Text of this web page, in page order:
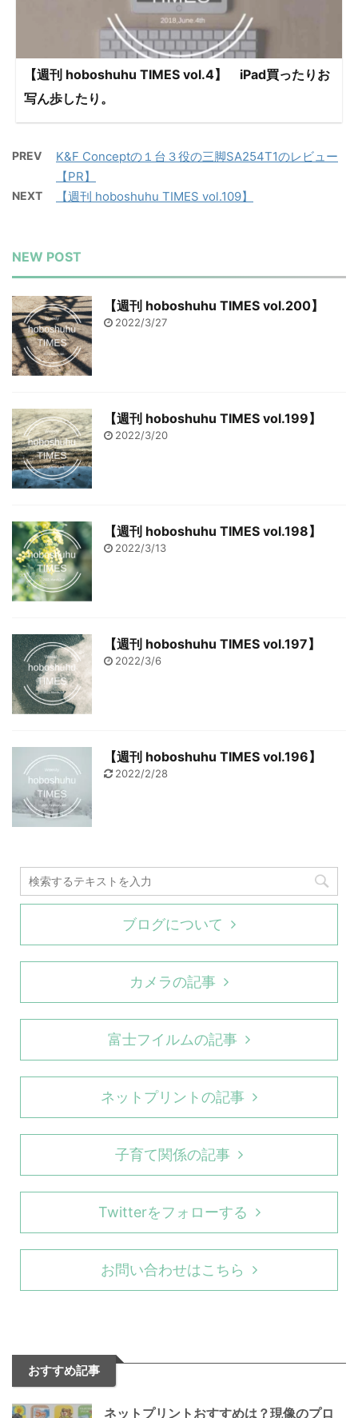
【週刊 hoboshuhu TIMES vol.4】 iPad買ったりお
写ん歩したり。
PREV
K&F Conceptの１台３役の三脚SA254T1のレビュー
【PR】
NEXT 【週刊 hoboshuhu TIMES vol.109】
NEW POST
【週刊 hoboshuhu TIMES vol.200】
2022/3/27
【週刊 hoboshuhu TIMES vol.199】
2022/3/20
【週刊 hoboshuhu TIMES vol.198】
2022/3/13
【週刊 hoboshuhu TIMES vol.197】
2022/3/6
【週刊 hoboshuhu TIMES vol.196】
2022/2/28
ブログについて
カメラの記事
富士フイルムの記事
ネットプリントの記事
子育て関係の記事
Twitterをフォローする
お問い合わせはこちら
おすすめ記事
ネットプリントおすすめは？現像のプロ